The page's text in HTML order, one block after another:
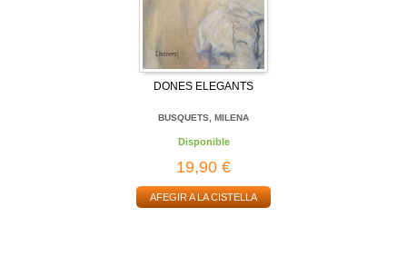
DONES ELEGANTS
BUSQUETS, MILENA
Disponible
19,90 €
AFEGIR A LA CISTELLA